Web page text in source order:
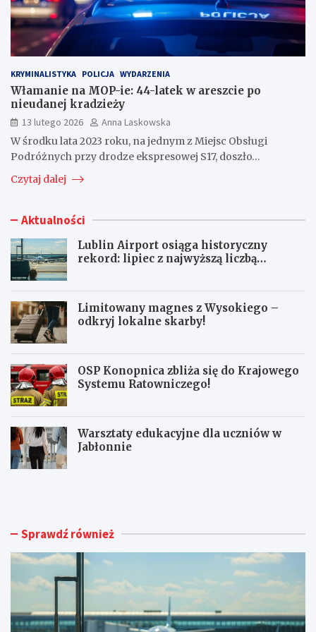
KRYMINALISTYKA POLICJA WYDARZENIA
Włamanie na MOP-ie: 44-latek w areszcie po
nieudanej kradzieży
13 lutego 2026
Anna Laskowska
W środku lata 2023 roku, na jednym z Miejsc Obsługi
Podróżnych przy drodze ekspresowej S17, doszło…
Czytaj dalej
Aktualności
Lublin Airport osiąga historyczny
rekord: lipiec z najwyższą liczbą
Limitowany magnes z Wysokiego –
odkryj lokalne skarby!
OSP Konopnica zbliża się do Krajowego
Systemu Ratowniczego!
Warsztaty edukacyjne dla uczniów w
Jabłonnie
L
n
i
p
r
t
L
o
a
y
a
g
Sprawdź również